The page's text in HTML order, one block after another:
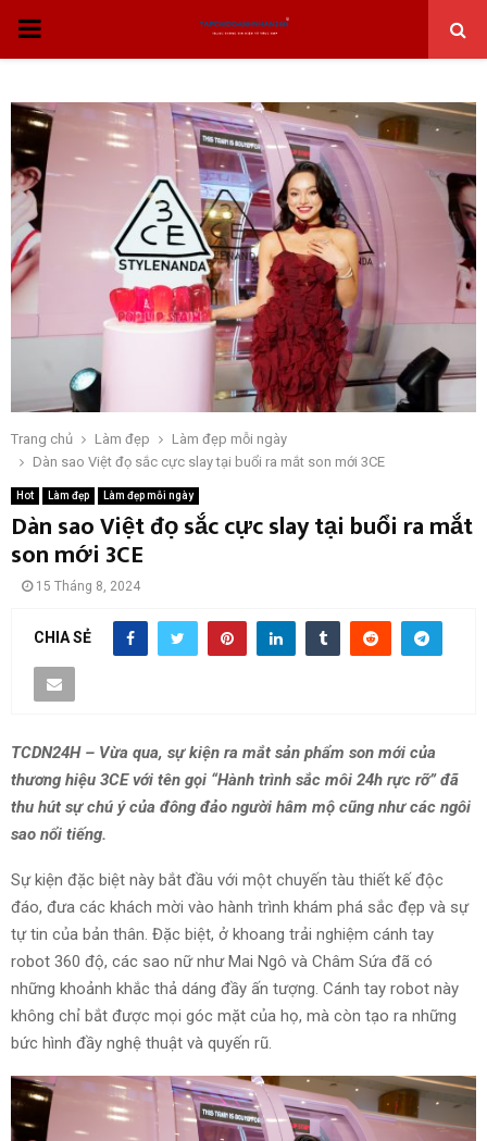
THỰC
CHÍNH
Trang chủ Làm đẹp
Làm đẹp mỗi ngày
Dàn sao Việt đọ sắc cực slay tại buổi ra mắt son mới 3CE
Hot Làm đẹp Làm đẹp mỗi ngày
Dàn sao Việt đọ sắc cực slay tại buổi ra mắt
son mới 3CE
15 Tháng 8, 2024
CHIA SẺ
TCDN24H – Vừa qua, sự kiện ra mắt sản phẩm son mới của
thương hiệu 3CE với tên gọi “Hành trình sắc môi 24h rực rỡ” đã
thu hút sự chú ý của đông đảo người hâm mộ cũng như các ngôi
sao nổi tiếng.
Sự kiện đặc biệt này bắt đầu với một chuyến tàu thiết kế độc
đáo, đưa các khách mời vào hành trình khám phá sắc đẹp và sự
tự tin của bản thân. Đặc biệt, ở khoang trải nghiệm cánh tay
robot 360 độ, các sao nữ như Mai Ngô và Châm Sứa đã có
những khoảnh khắc thả dáng đầy ấn tượng. Cánh tay robot này
không chỉ bắt được mọi góc mặt của họ, mà còn tạo ra những
bức hình đầy nghệ thuật và quyến rũ.